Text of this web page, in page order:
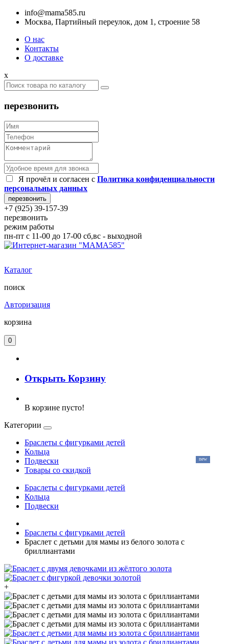
info@mama585.ru
Москва, Партийный переулок, дом 1, строение 58
О нас
Контакты
О доставке
x
перезвонить
Я прочёл и согласен c Политика конфиденциальности
персональных данных
+7 (925) 39-157-39
перезвонить
режим работы
пн-пт с 11-00 до 17-00 сб,вс - выходной
Каталог
поиск
Авторизация
корзина
0
Открыть Корзину
В корзине пусто!
Категории
Браслеты с фигурками детей
Кольца
Подвески
Товары со скидкой
Браслеты с фигурками детей
Кольца
Подвески
Браслеты с фигурками детей
Браслет с детьми для мамы из белого золота с
бриллиантами
+